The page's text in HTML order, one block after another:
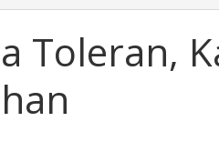
Toleran,